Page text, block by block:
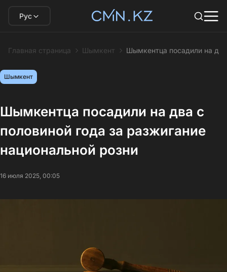
Рус
Главная страница Шымкент Шымкентца посадили на
Шымкент
Шымкентца посадили на два с
половиной года за разжигание
национальной розни
16 июля 2025, 00:05